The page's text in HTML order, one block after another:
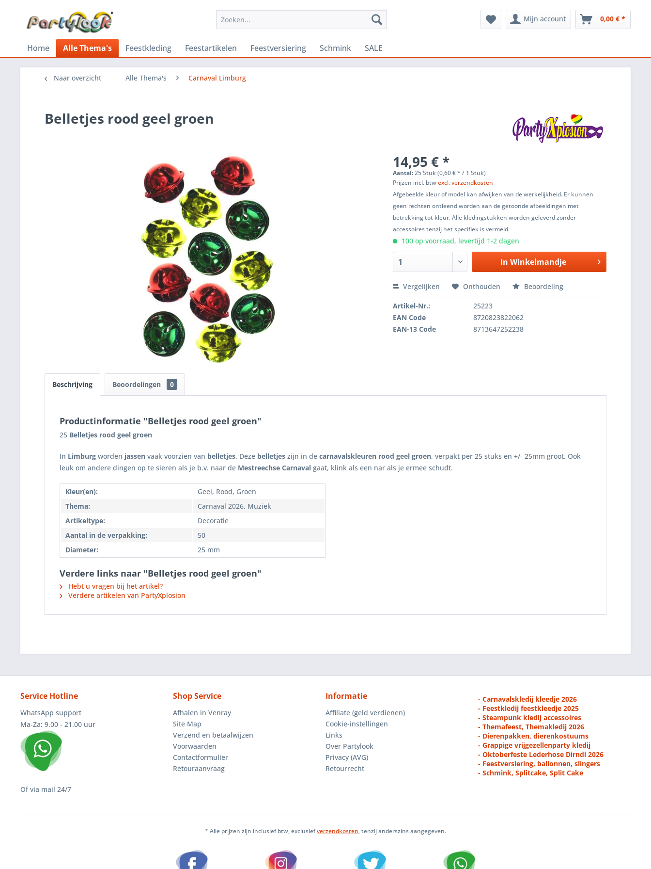
Mijn account 0,00 € *
Home Alle Thema's Feestkleding Feestartikelen Feestversiering Schmink SALE
Naar overzicht Alle Thema's Carnaval Limburg
Belletjes rood geel groen
14,95 € *
Aantal:25 Stuk (0,60 € * / 1 Stuk)
Prijzen incl. btwexcl. verzendkosten
Afgebeelde kleur of model kan afwijken van de werkelijkheid. Er kunnen
geen rechten ontleend worden aan de getoonde afbeeldingen met
betrekking tot kleur. Alle kledingstukken worden geleverd zonder
accessoires tenzij het specifiek is vermeld.
100 op voorraad, levertijd 1-2 dagen
In Winkelmandje
Vergelijken Onthouden Beoordeling
Artikel-Nr.:
25223
EAN Code
8720823822062
EAN-13 Code
8713647252238
Beschrijving Beoordelingen 0
Productinformatie "Belletjes rood geel groen"
25 Belletjes rood geel groen
In Limburg worden jassen vaak voorzien van belletjes. Deze belletjes zijn in de carnavalskleuren rood geel groen, verpakt per 25 stuks en +/- 25mm groot. Ook
leuk om andere dingen op te sieren als je b.v. naar de Mestreechse Carnaval gaat, klink als een nar als je ermee schudt.
Kleur(en):
Geel, Rood, Groen
Thema:
Carnaval 2026, Muziek
Artikeltype:
Decoratie
Aantal in de verpakking:
50
Diameter:
25 mm
Verdere links naar "Belletjes rood geel groen"
Hebt u vragen bij het artikel?
Verdere artikelen van PartyXplosion
Service Hotline
WhatsApp support
Ma-Za: 9.00 - 21.00 uur
Of via mail 24/7
Shop Service
Afhalen in Venray
Site Map
Verzend en betaalwijzen
Voorwaarden
Contactformulier
Retouraanvraag
Informatie
Affiliate (geld verdienen)
Cookie-instellingen
Links
Over Partylook
Privacy (AVG)
Retourrecht
- Carnavalskledij kleedje 2026
- Feestkledij feestkleedje 2025
- Steampunk kledij accessoires
- Themafeest, Themakledij 2026
- Dierenpakken, dierenkostuums
- Grappige vrijgezellenparty kledij
- Oktoberfeste Lederhose Dirndl 2026
- Feestversiering, ballonnen, slingers
- Schmink, Splitcake, Split Cake
* Alle prijzen zijn inclusief btw, exclusiefverzendkosten, tenzij anderszins aangegeven.